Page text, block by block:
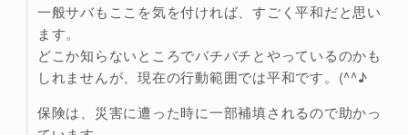
一般サバもここを気を付ければ、すごく平和だと思い
ます。
どこか知らないところでバチバチとやっているのかも
しれませんが、現在の行動範囲では平和です。(^^♪
保険は、災害に遭った時に一部補填されるので助かっ